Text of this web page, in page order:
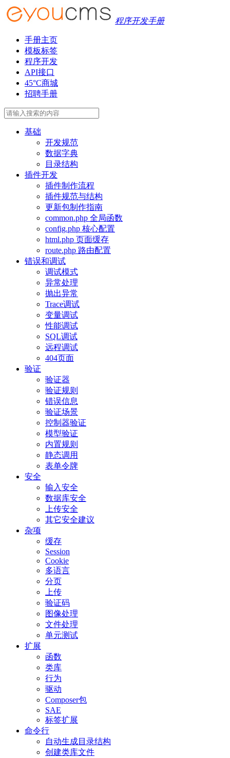
程序开发手册
手册主页
模板标签
程序开发
API接口
45°C商城
招聘手册
基础
开发规范
数据字典
目录结构
插件开发
插件制作流程
插件规范与结构
更新包制作指南
common.php 全局函数
config.php 核心配置
html.php 页面缓存
route.php 路由配置
错误和调试
调试模式
异常处理
抛出异常
Trace调试
变量调试
性能调试
SQL调试
远程调试
404页面
验证
验证器
验证规则
错误信息
验证场景
控制器验证
模型验证
内置规则
静态调用
表单令牌
安全
输入安全
数据库安全
上传安全
其它安全建议
杂项
缓存
Session
Cookie
多语言
分页
上传
验证码
图像处理
文件处理
单元测试
扩展
函数
类库
行为
驱动
Composer包
SAE
标签扩展
命令行
自动生成目录结构
创建类库文件